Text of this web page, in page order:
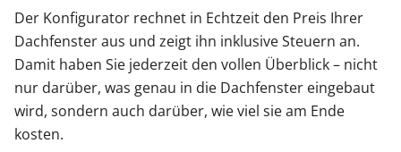
Der Konfigurator rechnet in Echtzeit den Preis Ihrer
Dachfenster aus und zeigt ihn inklusive Steuern an.
Damit haben Sie jederzeit den vollen Überblick – nicht
nur darüber, was genau in die Dachfenster eingebaut
wird, sondern auch darüber, wie viel sie am Ende
kosten.